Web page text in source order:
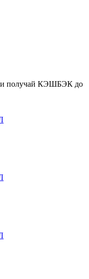
и получай КЭШБЭК до